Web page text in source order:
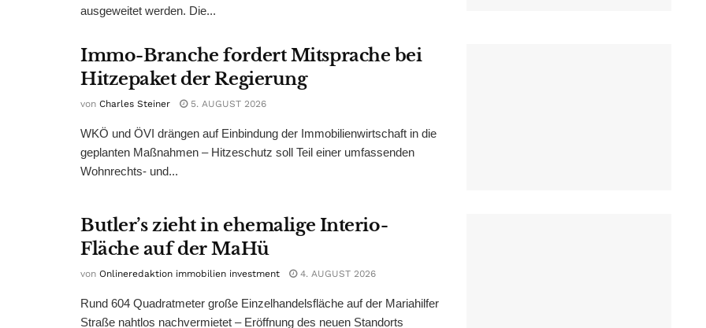
ausgeweitet werden. Die...
Immo-Branche fordert Mitsprache bei
Hitzepaket der Regierung
von Charles Steiner 5. AUGUST 2026
WKÖ und ÖVI drängen auf Einbindung der Immobilienwirtschaft in die
geplanten Maßnahmen – Hitzeschutz soll Teil einer umfassenden
Wohnrechts- und...
Butler’s zieht in ehemalige Interio-
Fläche auf der MaHü
von Onlineredaktion immobilien investment 4. AUGUST 2026
Rund 604 Quadratmeter große Einzelhandelsfläche auf der Mariahilfer
Straße nahtlos nachvermietet – Eröffnung des neuen Standorts